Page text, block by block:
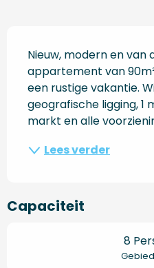
Nieuw, modern en van
appartement van
een rustige vakantie.
geografische ligging, 1
markt en alle
Lees verder
Capaciteit
8